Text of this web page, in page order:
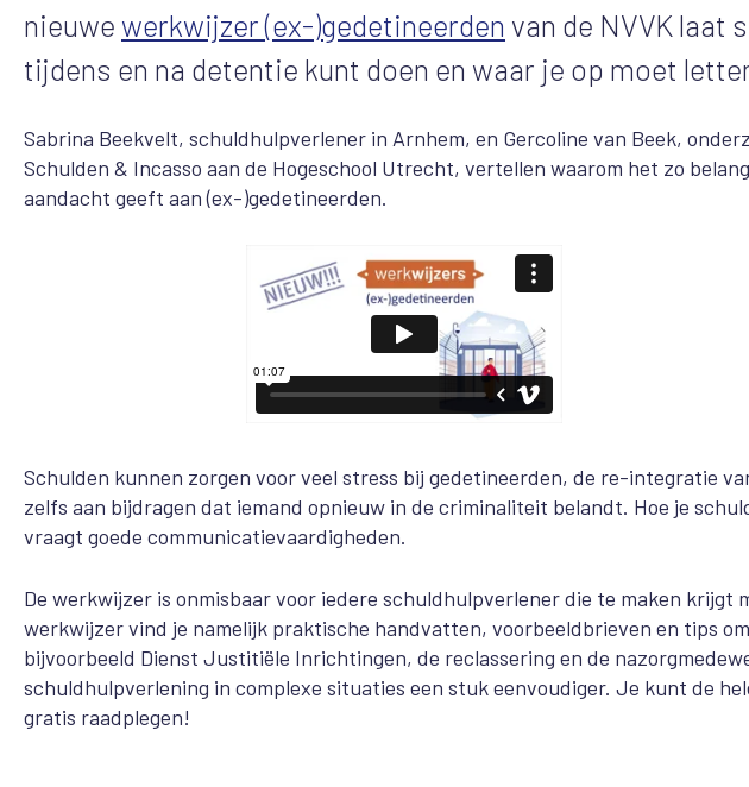
nieuwe werkwijzer (ex-)gedetineerden van de NVVK laat
tijdens en na detentie kunt doen en waar je op moet
Sabrina Beekvelt, schuldhulpverlener in Arnhem, en Gercoline van Beek,
Schulden & Incasso aan de Hogeschool Utrecht, vertellen waarom het zo
aandacht geeft aan (ex-)gedetineerden.
Schulden kunnen zorgen voor veel stress bij gedetineerden, de re-integratie
zelfs aan bijdragen dat iemand opnieuw in de criminaliteit belandt. Hoe je
vraagt goede communicatievaardigheden.
De werkwijzer is onmisbaar voor iedere schuldhulpverlener die te maken krijgt
werkwijzer vind je namelijk praktische handvatten, voorbeeldbrieven en tips
bijvoorbeeld Dienst Justitiële Inrichtingen, de reclassering en de
schuldhulpverlening in complexe situaties een stuk eenvoudiger. Je kunt de
gratis raadplegen!